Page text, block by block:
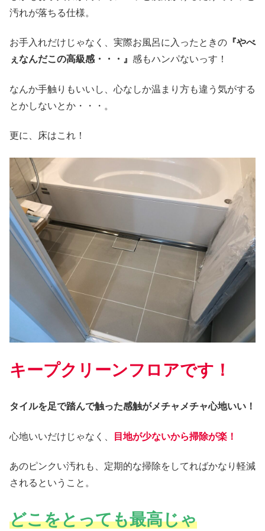
汚れが落ちる仕様。
お手入れだけじゃなく、実際お風呂に入ったときの 『やべ
ぇなんだこの高級感・・・』 感もハンパないっす！
なんか手触りもいいし、心なしか温まり方も違う気がする
とかしないとか・・・。
更に、床はこれ！
キープクリーンフロアです！
タイルを足で踏んで触った感触がメチャメチャ心地いい！
心地いいだけじゃなく、 目地が少ないから掃除が楽！
あのピンクい汚れも、定期的な掃除をしてればかなり軽減
されるということ。
どこをとっても最高じゃ